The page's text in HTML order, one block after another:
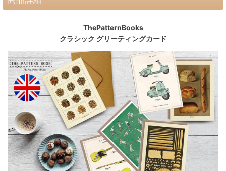
ThePatternBooks
クラシック グリーティングカード